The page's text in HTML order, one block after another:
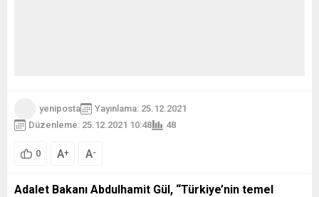
yeniposta
Yayınlama: 25.12.2021
Düzenleme: 25.12.2021 10:48
48
0 A+ A-
Adalet Bakanı Abdulhamit Gül, “Türkiye’nin temel